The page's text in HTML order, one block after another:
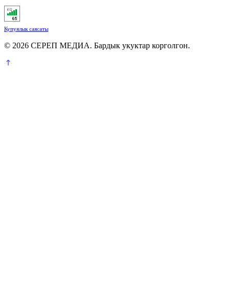
Купуялык саясаты
© 2026 СЕРЕП МЕДИА. Бардык укуктар корголгон.